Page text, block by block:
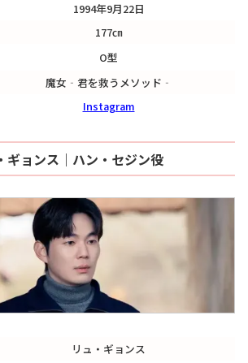
1994年9月22日
177㎝
O型
魔女‐君を救うメソッド‐
Instagram
ギョンス｜ハン・セジン役
リュ・ギョンス